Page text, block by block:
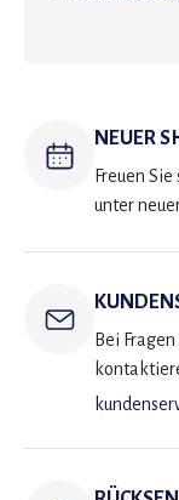
NEUER
Freuen
unter
Bei